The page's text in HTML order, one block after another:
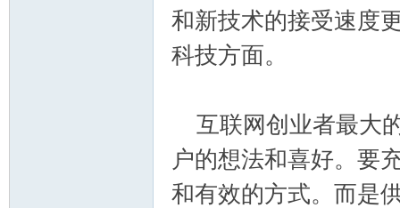
和新技术的接受速度
科技方面。
互联网创业者最大
户的想法和喜好。要
和有效的方式。而是